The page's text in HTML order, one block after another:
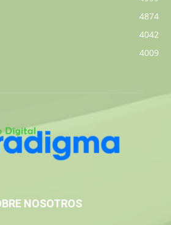
4874
4042
4009
NOSOTROS